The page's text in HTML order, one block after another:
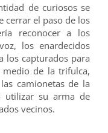
de curiosos se
cerrar el paso de los
reconocer a los
los enardecidos
los capturados para
de la trifulca,
camionetas de la
utilizar su arma de
vecinos.